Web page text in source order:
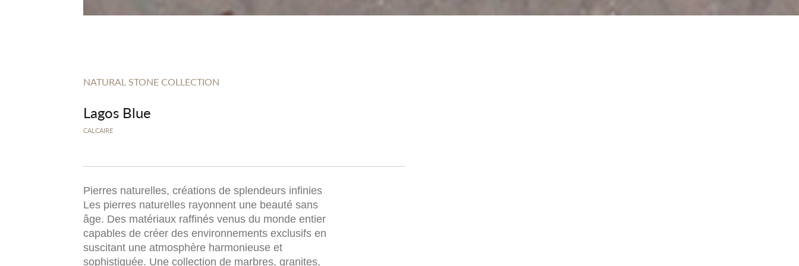
NATURAL STONE COLLECTION
Lagos Blue
CALCAIRE
Pierres naturelles, créations de splendeurs infinies
Les pierres naturelles rayonnent une beauté sans
âge. Des matériaux raffinés venus du monde entier
capables de créer des environnements exclusifs en
suscitant une atmosphère harmonieuse et
sophistiquée. Une collection de marbres, granites,